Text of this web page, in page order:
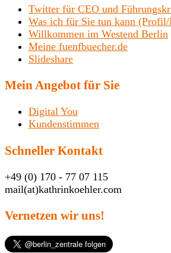
Twitter für CEO und
Was ich für Sie tun kann
Willkommen im Westend Berlin
Meine fuenfbuecher.de
Slideshare
Mein Angebot für Sie
Digital You
Kundenstimmen
Schneller Kontakt
+49 (0) 170 - 77 07 115
mail(at)kathrinkoehler.com
Vernetzen wir uns!